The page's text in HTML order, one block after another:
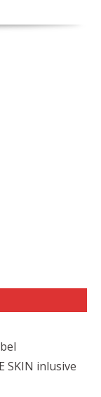
SKIN inlusive